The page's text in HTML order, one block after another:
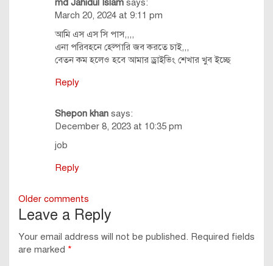
md Jahidul Islam says:
March 20, 2024 at 9:11 pm
আমি এস এস সি পাস,,,,
এনা পরিবহনে হেল্পারি জব করতে চাই,,,
বেতন কম হলেও হবে আমার ড্রাইভিং শেখার খুব ইচ্ছে
Reply
Shepon khan says:
December 8, 2023 at 10:35 pm
job
Reply
Comments
navigation
Older comments
Leave a Reply
Your email address will not be published. Required fields
are marked *